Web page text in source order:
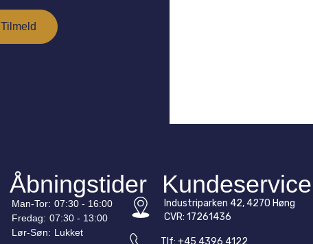
Åbningstider
Man-Tor: 07:30 - 16:00
Fredag: 07:30 - 13:00
Lør-Søn: Lukket
Kundeservice
Industriparken 42, 4270 Høng
CVR: 17261436